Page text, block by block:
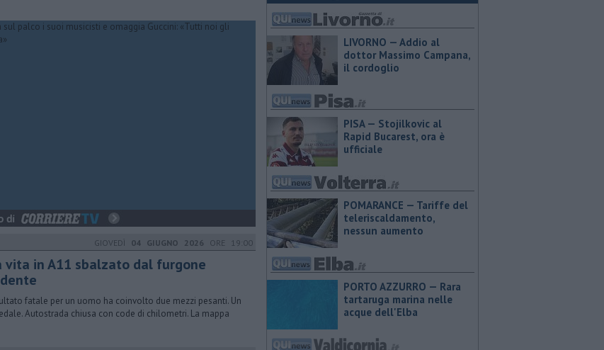
GIOVEDÌ 04 GIUGNO 2026 ORE 19:00
vita in A11 sbalzato dal furgone
fatale per un uomo ha coinvolto due mezzi pesanti. Un
Autostrada chiusa con code di chilometri. La mappa
LIVORNO — Addio al
dottor Massimo Campana,
il cordoglio
PISA — Stojilkovic al
Rapid Bucarest, ora è
ufficiale
POMARANCE — Tariffe del
teleriscaldamento,
nessun aumento
PORTO AZZURRO — Rara
tartaruga marina nelle
acque dell'Elba